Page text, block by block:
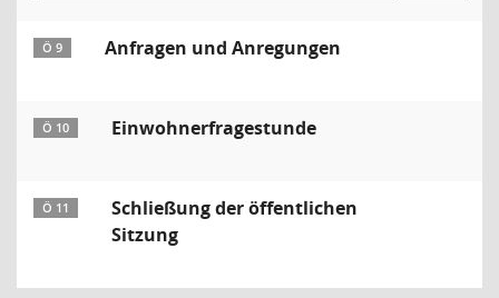
Ö 9 Anfragen und Anregungen
Ö 10 Einwohnerfragestunde
Ö 11
Schließung der öffentlichen
Sitzung